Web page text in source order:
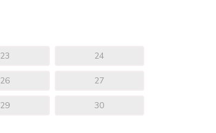
23 24
26 27
29 30